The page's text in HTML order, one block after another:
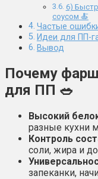
6)
соусом 🍝
Частые
Идеи для ПП-
Вывод
Почему
для ПП 🥗
Высокий
разные кухни
Контроль
соли, жира и
запеканки,